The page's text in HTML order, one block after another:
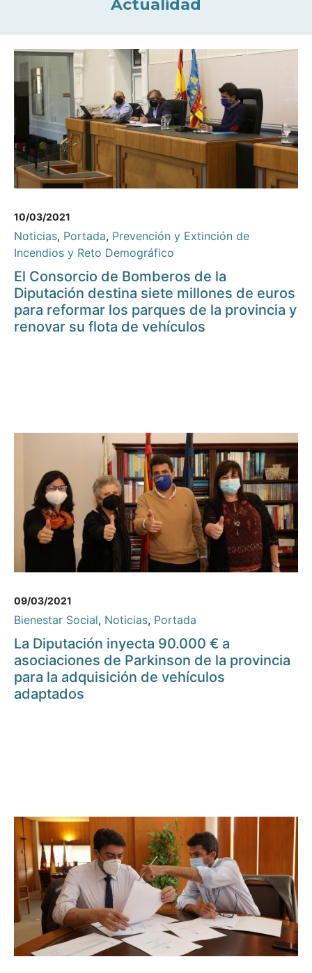
Actualidad
10/03/2021
Noticias, Portada, Prevención y Extinción de
Incendios y Reto Demográfico
El Consorcio de Bomberos de la
Diputación destina siete millones de euros
para reformar los parques de la provincia y
renovar su flota de vehículos
09/03/2021
Bienestar Social, Noticias, Portada
La Diputación inyecta 90.000 € a
asociaciones de Parkinson de la provincia
para la adquisición de vehículos
adaptados